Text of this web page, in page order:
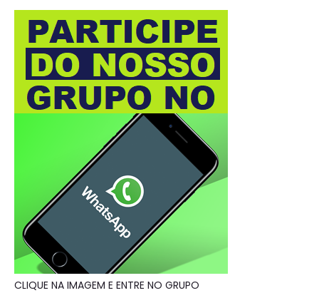
CLIQUE NA IMAGEM E ENTRE NO GRUPO